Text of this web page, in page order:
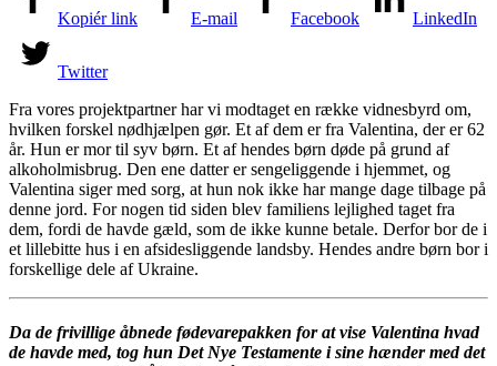
Kopiér link E-mail Facebook LinkedIn
Twitter
Fra vores projektpartner har vi modtaget en række vidnesbyrd om,
hvilken forskel nødhjælpen gør. Et af dem er fra Valentina, der er 62
år. Hun er mor til syv børn. Et af hendes børn døde på grund af
alkoholmisbrug. Den ene datter er sengeliggende i hjemmet, og
Valentina siger med sorg, at hun nok ikke har mange dage tilbage på
denne jord. For nogen tid siden blev familiens lejlighed taget fra
dem, fordi de havde gæld, som de ikke kunne betale. Derfor bor de i
et lillebitte hus i en afsidesliggende landsby. Hendes andre børn bor i
forskellige dele af Ukraine.
Da de frivillige åbnede fødevarepakken for at vise Valentina hvad
de havde med, tog hun Det Nye Testamente i sine hænder med det